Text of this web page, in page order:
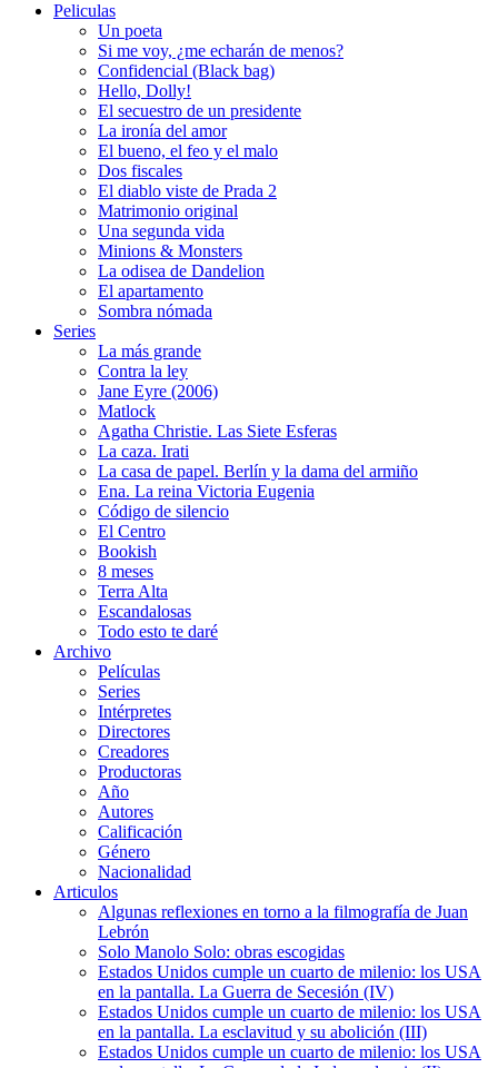
Peliculas
Un poeta
Si me voy, ¿me echarán de menos?
Confidencial (Black bag)
Hello, Dolly!
El secuestro de un presidente
La ironía del amor
El bueno, el feo y el malo
Dos fiscales
El diablo viste de Prada 2
Matrimonio original
Una segunda vida
Minions & Monsters
La odisea de Dandelion
El apartamento
Sombra nómada
Series
La más grande
Contra la ley
Jane Eyre (2006)
Matlock
Agatha Christie. Las Siete Esferas
La caza. Irati
La casa de papel. Berlín y la dama del armiño
Ena. La reina Victoria Eugenia
Código de silencio
El Centro
Bookish
8 meses
Terra Alta
Escandalosas
Todo esto te daré
Archivo
Películas
Series
Intérpretes
Directores
Creadores
Productoras
Año
Autores
Calificación
Género
Nacionalidad
Articulos
Algunas reflexiones en torno a la filmografía de Juan
Lebrón
Solo Manolo Solo: obras escogidas
Estados Unidos cumple un cuarto de milenio: los USA
en la pantalla. La Guerra de Secesión (IV)
Estados Unidos cumple un cuarto de milenio: los USA
en la pantalla. La esclavitud y su abolición (III)
Estados Unidos cumple un cuarto de milenio: los USA